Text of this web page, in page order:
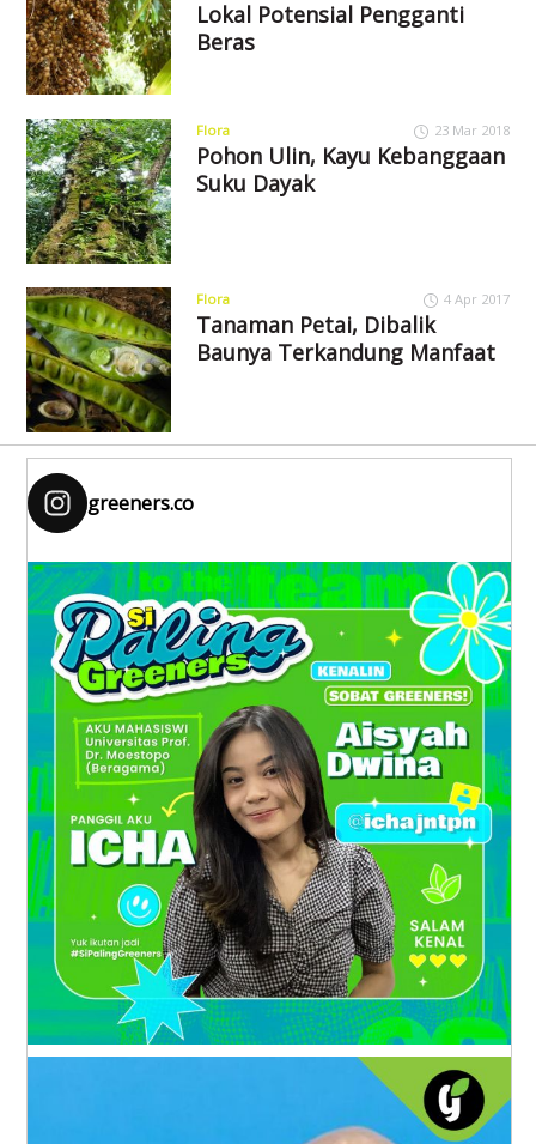
Lokal Potensial Pengganti
Beras
Flora 23 Mar 2018
Pohon Ulin, Kayu Kebanggaan
Suku Dayak
Flora 4 Apr 2017
Tanaman Petai, Dibalik
Baunya Terkandung Manfaat
greeners.co